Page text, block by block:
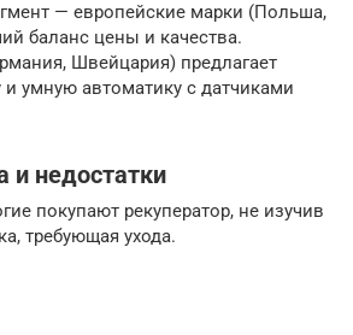
— европейские марки (Польша,
баланс цены и качества.
Швейцария) предлагает
умную автоматику с датчиками
и недостатки
покупают рекуператор, не изучив
требующая ухода.